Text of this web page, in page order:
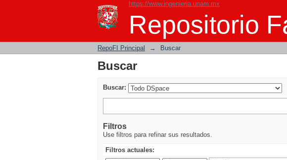
https://www.ingenieria.unam.mx
Repositorio
Buscar
RepoFI Principal → Buscar
Buscar
Buscar:
Filtros
Use filtros para refinar sus resultados.
Filtros actuales: